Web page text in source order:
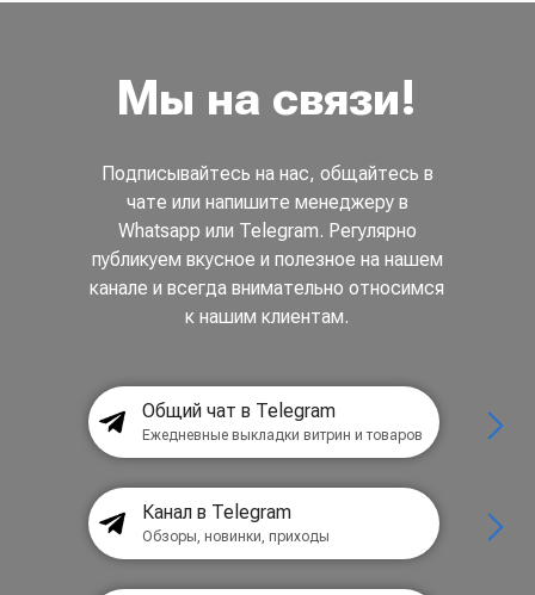
Мы на связи!
Подписывайтесь на нас, общайтесь в
чате или напишите менеджеру в
Whatsapp или Telegram. Регулярно
публикуем вкусное и полезное на нашем
канале и всегда внимательно относимся
к нашим клиентам.
Общий чат в Telegram
Ежедневные выкладки витрин и товаров
Канал в Telegram
Обзоры, новинки, приходы